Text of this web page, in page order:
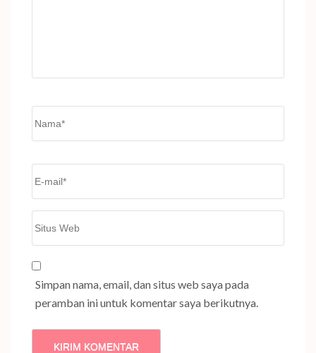
Simpan nama, email, dan situs web saya pada
peramban ini untuk komentar saya berikutnya.